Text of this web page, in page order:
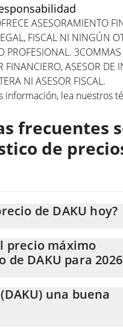
ASESORAMIENTO
FISCAL NI NINGÚN
PROFESIONAL.
FINANCIERO, ASESOR DE
NI ASESOR FISCAL.
información, lea nuestros
frecuentes
de
de DAKU hoy?
de $483.274.
precio máximo
de DAKU para
de 2026.una buena